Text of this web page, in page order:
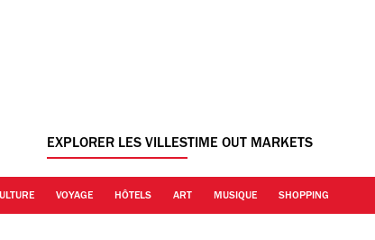
EXPLORER LES VILLESTIME OUT MARKETS
VOYAGE HÔTELS ART MUSIQUE SHOPPING